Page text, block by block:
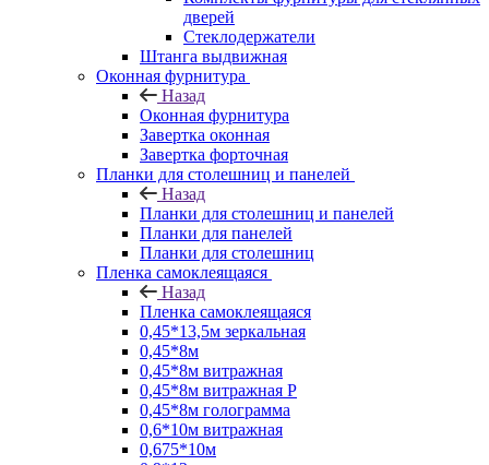
дверей
Стеклодержатели
Штанга выдвижная
Оконная фурнитура
Назад
Оконная фурнитура
Завертка оконная
Завертка форточная
Планки для столешниц и панелей
Назад
Планки для столешниц и панелей
Планки для панелей
Планки для столешниц
Пленка самоклеящаяся
Назад
Пленка самоклеящаяся
0,45*13,5м зеркальная
0,45*8м
0,45*8м витражная
0,45*8м витражная Р
0,45*8м голограмма
0,6*10м витражная
0,675*10м